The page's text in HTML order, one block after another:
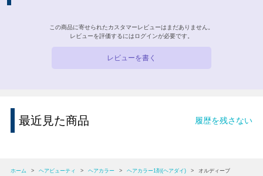
この商品に寄せられたカスタマーレビューはまだありません。
レビューを評価するには ログインが必要です。
レビューを書く
最近見た商品 履歴を残さない
ホーム > ヘアビューティ > ヘアカラー > ヘアカラー1剤(ヘアダイ) > オルディーブ